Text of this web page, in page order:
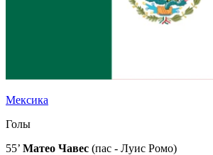
Мексика
Голы
55’ Матео Чавес (пас - Луис Ромо)